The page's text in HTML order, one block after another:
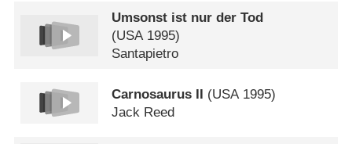
Umsonst ist nur der Tod
(USA 1995)
Santapietro
Carnosaurus II (USA 1995)
Jack Reed